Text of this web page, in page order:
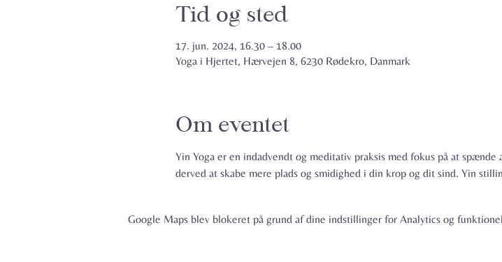
Tid og sted
17. jun. 2024, 16.30 – 18.00
Yoga i Hjertet, Hærvejen 8, 6230 Rødekro, Danmark
Om eventet
Yin Yoga er en indadvendt og meditativ praksis med fokus på at
derved at skabe mere plads og smidighed i din krop og dit sind. Yin
Google Maps blev blokeret på grund af dine indstillinger for Analytics og